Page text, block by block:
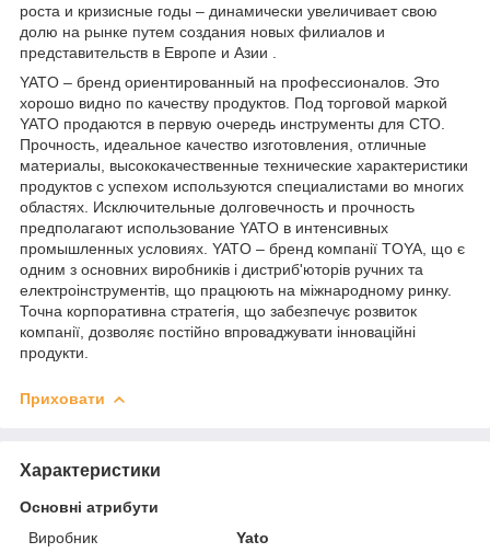
роста и кризисные годы – динамически увеличивает свою
долю на рынке путем создания новых филиалов и
представительств в Европе и Азии .
YATO – бренд ориентированный на профессионалов. Это
хорошо видно по качеству продуктов. Под торговой маркой
YATO продаются в первую очередь инструменты для СТО.
Прочность, идеальное качество изготовления, отличные
материалы, высококачественные технические характеристики
продуктов с успехом используются специалистами во многих
областях. Исключительные долговечность и прочность
предполагают использование YATO в интенсивных
промышленных условиях. YATO – бренд компанії TOYA, що є
одним з основних виробників і дистриб'юторів ручних та
електроінструментів, що працюють на міжнародному ринку.
Точна корпоративна стратегія, що забезпечує розвиток
компанії, дозволяє постійно впроваджувати інноваційні
продукти.
Приховати
Характеристики
Основні атрибути
Виробник
Yato